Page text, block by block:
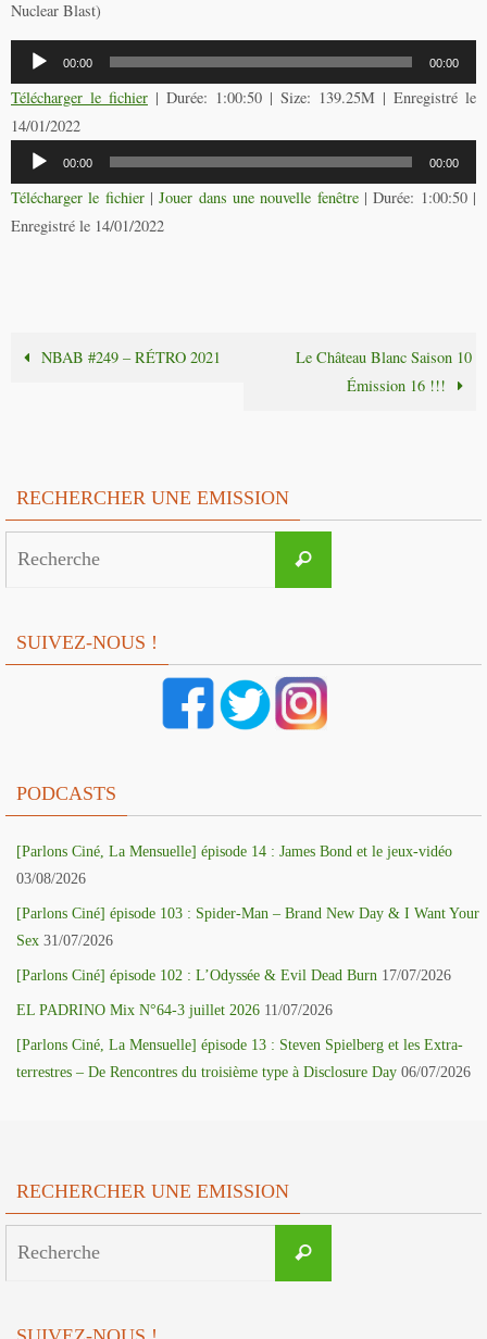
Nuclear Blast)
Lecteur
audio
00:00 00:00
Télécharger le fichier | Durée: 1:00:50 | Size: 139.25M | Enregistré le
14/01/2022
Lecteur
audio
00:00 00:00
Télécharger le fichier|Jouer dans une nouvelle fenêtre|Durée: 1:00:50|
Enregistré le 14/01/2022
NBAB #249 – RÉTRO 2021
Le Château Blanc Saison 10
Émission 16 !!!
RECHERCHER UNE EMISSION
Recherche
SUIVEZ-NOUS !
PODCASTS
[Parlons Ciné, La Mensuelle] épisode 14 : James Bond et le jeux-vidéo
03/08/2026
[Parlons Ciné] épisode 103 : Spider-Man – Brand New Day & I Want Your
Sex 31/07/2026
[Parlons Ciné] épisode 102 : L’Odyssée & Evil Dead Burn 17/07/2026
EL PADRINO Mix N°64-3 juillet 2026 11/07/2026
[Parlons Ciné, La Mensuelle] épisode 13 : Steven Spielberg et les Extra-
terrestres – De Rencontres du troisième type à Disclosure Day 06/07/2026
RECHERCHER UNE EMISSION
Recherche